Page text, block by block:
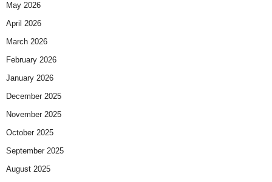
May 2026
April 2026
March 2026
February 2026
January 2026
December 2025
November 2025
October 2025
September 2025
August 2025